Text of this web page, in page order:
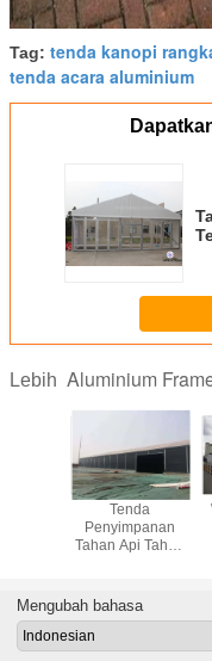
Tag: tenda kanopi
tenda acara aluminium
Lebih Aluminium
Tinggi
Tenda
Penyimpanan
Tahan Api Tahan
Bingkai
Aluminium Hitam
Mengubah bahasa